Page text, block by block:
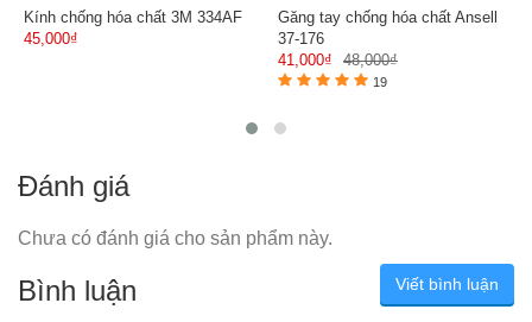
Kính chống hóa chất 3M 334AF
45,000₫
Găng tay chống hóa chất Ansell
37-176
41,000₫
48,000₫
19
Đánh giá
Chưa có đánh giá cho sản phẩm này.
Viết bình luận
Bình luận